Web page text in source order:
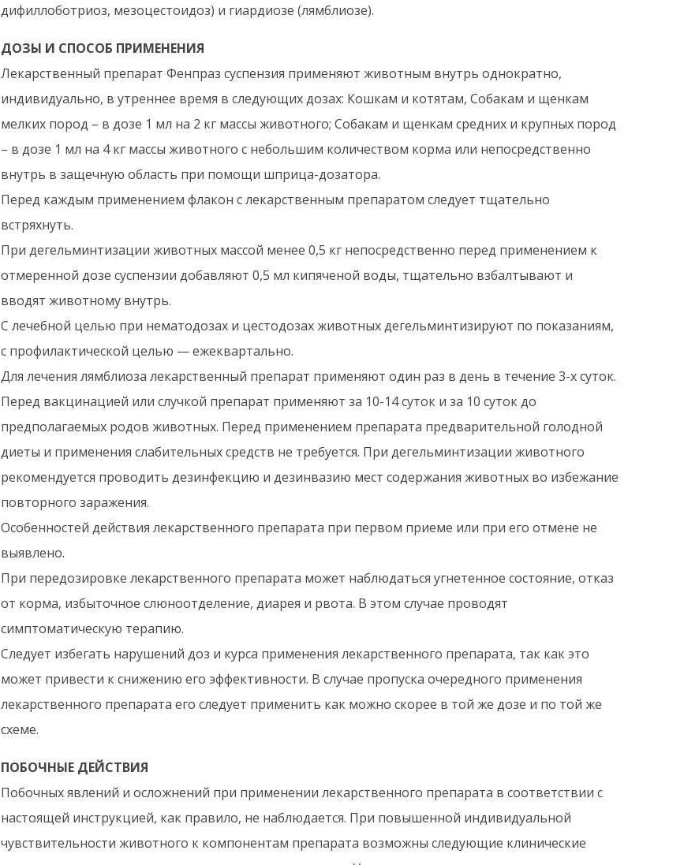
дифиллоботриоз, мезоцестоидоз) и гиардиозе (лямблиозе).
ДОЗЫ И СПОСОБ ПРИМЕНЕНИЯ
Лекарственный препарат Фенпраз суспензия применяют животным внутрь однократно,
индивидуально, в утреннее время в следующих дозах: Кошкам и котятам, Собакам и щенкам
мелких пород – в дозе 1 мл на 2 кг массы животного; Собакам и щенкам средних и крупных пород
– в дозе 1 мл на 4 кг массы животного с небольшим количеством корма или непосредственно
внутрь в защечную область при помощи шприца-дозатора.
Перед каждым применением флакон с лекарственным препаратом следует тщательно
встряхнуть.
При дегельминтизации животных массой менее 0,5 кг непосредственно перед применением к
отмеренной дозе суспензии добавляют 0,5 мл кипяченой воды, тщательно взбалтывают и
вводят животному внутрь.
С лечебной целью при нематодозах и цестодозах животных дегельминтизируют по показаниям,
с профилактической целью — ежеквартально.
Для лечения лямблиоза лекарственный препарат применяют один раз в день в течение 3-х суток.
Перед вакцинацией или случкой препарат применяют за 10-14 суток и за 10 суток до
предполагаемых родов животных. Перед применением препарата предварительной голодной
диеты и применения слабительных средств не требуется. При дегельминтизации животного
рекомендуется проводить дезинфекцию и дезинвазию мест содержания животных во избежание
повторного заражения.
Особенностей действия лекарственного препарата при первом приеме или при его отмене не
выявлено.
При передозировке лекарственного препарата может наблюдаться угнетенное состояние, отказ
от корма, избыточное слюноотделение, диарея и рвота. В этом случае проводят
симптоматическую терапию.
Следует избегать нарушений доз и курса применения лекарственного препарата, так как это
может привести к снижению его эффективности. В случае пропуска очередного применения
лекарственного препарата его следует применить как можно скорее в той же дозе и по той же
схеме.
ПОБОЧНЫЕ ДЕЙСТВИЯ
Побочных явлений и осложнений при применении лекарственного препарата в соответствии с
настоящей инструкцией, как правило, не наблюдается. При повышенной индивидуальной
чувствительности животного к компонентам препарата возможны следующие клинические